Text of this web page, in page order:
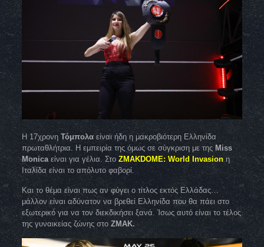
Η 17χρoνη Τόμπολαείναι ήδη η μακροβιότερη Ελληνίδα
πρωταθλήτρια. Η εμπειρία της όμως σε σύγκριση με της Miss
Monicaείναι για γέλια. Στο ZMAKDOME: World Invasionη
Ιταλίδα είναι το απόλυτο φαβορί.
Και το θέμα είναι πως αν φύγει ο τίτλος εκτός Ελλάδας…
μάλλον είναι αδύνατον να βρεθεί Ελληνίδα που θα πάει στο
εξωτερικό για να τον διεκδικήσει ξανά. Ίσως αυτό είναι το τέλος
της γυναικείας ζώνης στο ΖΜΑΚ.